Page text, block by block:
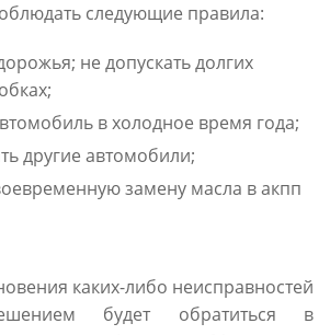
следующие правила:
не допускать долгих
в холодное время года;
другие автомобили;
замену масла в акпп
каких-либо неисправностей
будет обратиться в